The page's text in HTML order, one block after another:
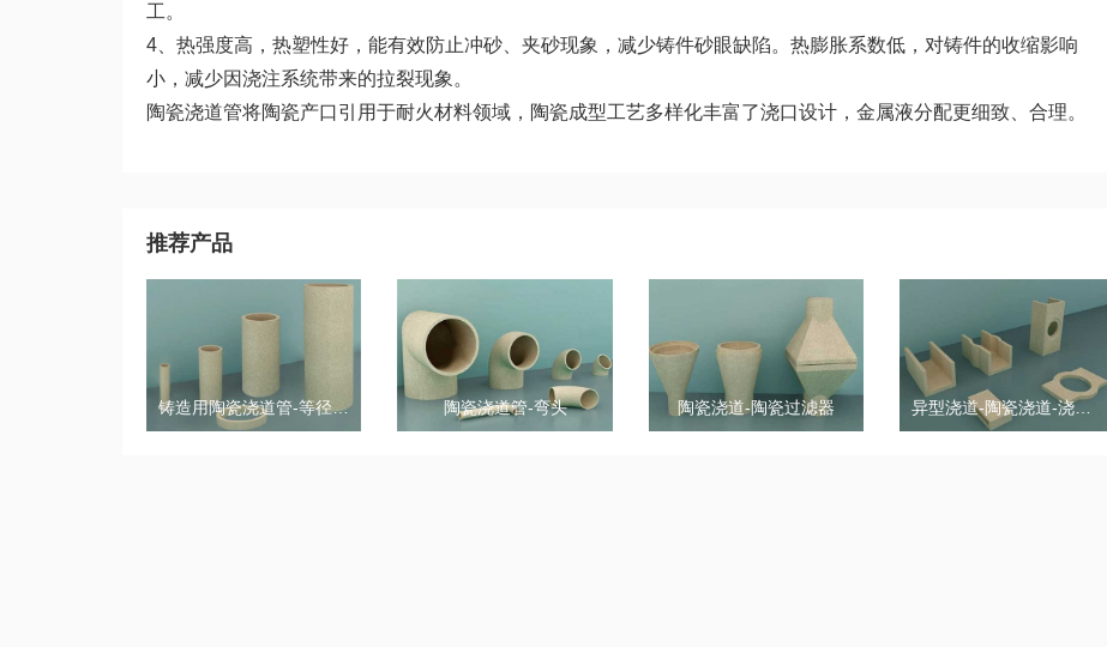
工。
4、热强度高，热塑性好，能有效防止冲砂、夹砂现象，减少铸件砂眼缺陷。热膨胀系数低，对铸件的收缩影响
小，减少因浇注系统带来的拉裂现象。
陶瓷浇道管将陶瓷产口引用于耐火材料领域，陶瓷成型工艺多样化丰富了浇口设计，金属液分配更细致、合理。
推荐产品
铸造用陶瓷浇道管-等径二通 陶瓷浇道管-弯头 陶瓷浇道-陶瓷过滤器 异型浇道-陶瓷浇道-浇道设计